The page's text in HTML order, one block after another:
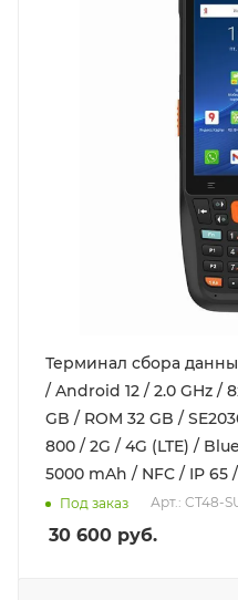
Терминал сбора данных CT48 / CT48-
/ Android 12 / 2.0 GHz /
GB / ROM 32 GB / SE2030 / 2D Imager / 4.0" / 480 x
800 / 2G / 4G (LTE) /
5000 mAh / NFC / IP 65
Под заказ Арт.: CT48-
30 600 руб.